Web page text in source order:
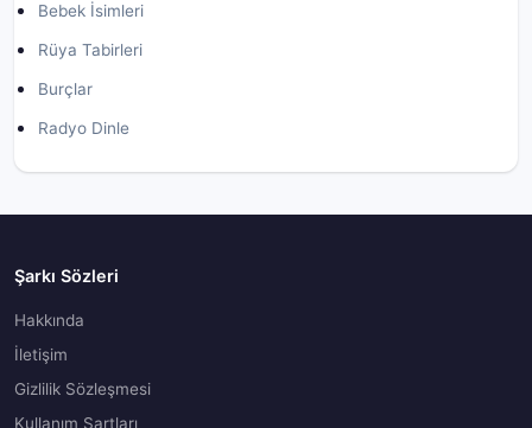
Bebek İsimleri
Rüya Tabirleri
Burçlar
Radyo Dinle
Şarkı Sözleri
Hakkında
İletişim
Gizlilik Sözleşmesi
Kullanım Şartları